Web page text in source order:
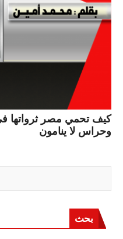
كيف تحمي مصر ثرواتها
وحراس لا ينامون
بحث